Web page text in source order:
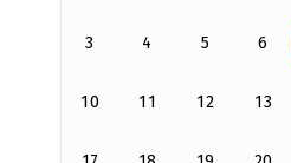
3 4 5 6
10 11 12 13